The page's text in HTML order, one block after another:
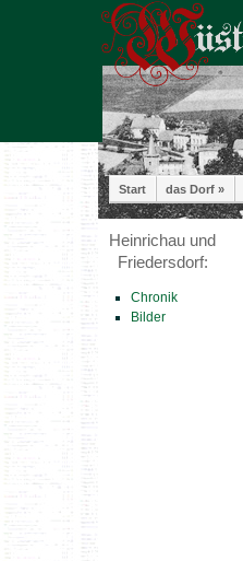
Start das Dorf »
Heinrichau und
Friedersdorf:
Chronik
Bilder